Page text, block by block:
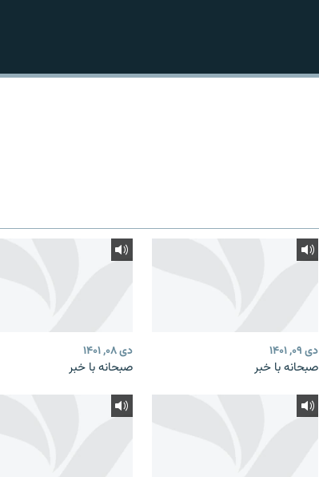
دی ۰۹, ۱۴۰۱
صبحانه با خبر
دی ۰۸, ۱۴۰۱
صبحانه با خبر